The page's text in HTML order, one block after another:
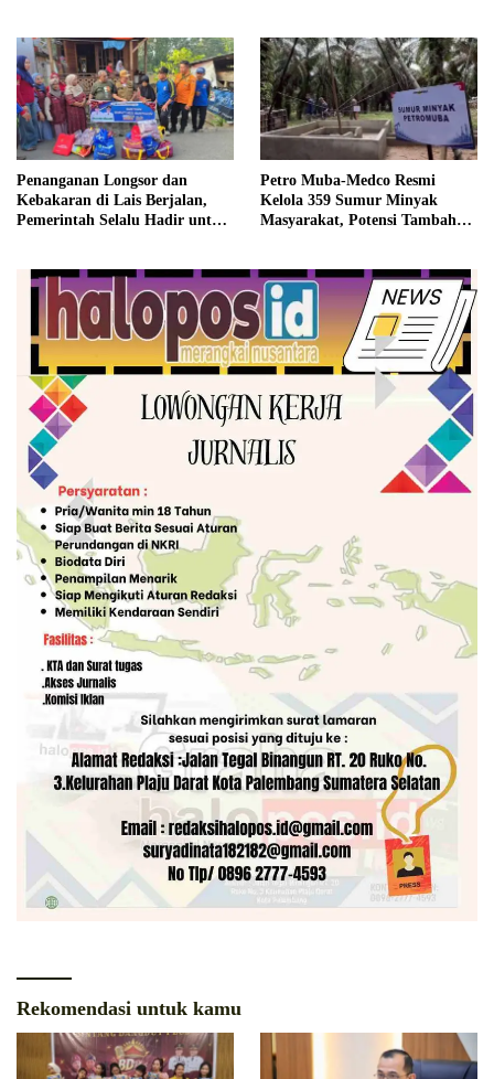
Penanganan Longsor dan
Kebakaran di Lais Berjalan,
Pemerintah Selalu Hadir untuk
Petro Muba-Medco Resmi
Kelola 359 Sumur Minyak
Masyarakat, Potensi Tambah
Rekomendasi untuk kamu